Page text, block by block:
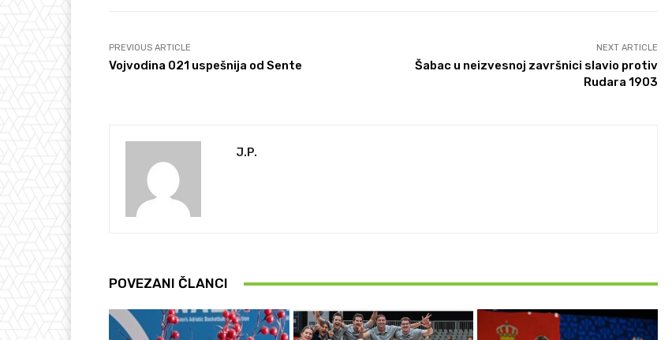
PREVIOUS ARTICLE
Vojvodina 021 uspešnija od Sente
NEXT ARTICLE
Šabac u neizvesnoj završnici slavio protiv
Rudara 1903
J.P.
POVEZANI ČLANCI